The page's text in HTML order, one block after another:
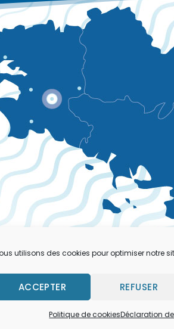
utilisons des cookies pour optimiser notre
ACCEPTER REFUSER
Politique de cookiesDéclaration